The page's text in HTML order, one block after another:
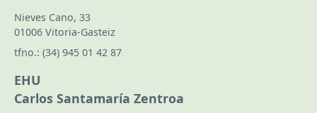
Nieves Cano, 33
01006 Vitoria-Gasteiz
tfno.: (34) 945 01 42 87
EHU
Carlos Santamaría Zentroa